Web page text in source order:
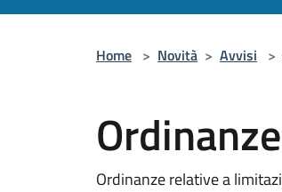
Home > Novità > Avvisi >
Ordinanze relative a